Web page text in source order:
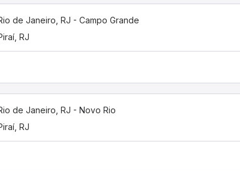
de Janeiro, RJ - Campo Grande
RJ
de Janeiro, RJ - Novo Rio
RJ